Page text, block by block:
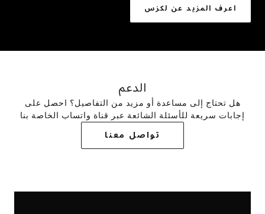
اعرف المزيد عن لكزس
الدعم
هل تحتاج إلى مساعدة أو مزيد من التفاصيل؟ احصل على
إجابات سريعة للأسئلة الشائعة عبر قناة واتساب الخاصة بنا
تواصل معنا